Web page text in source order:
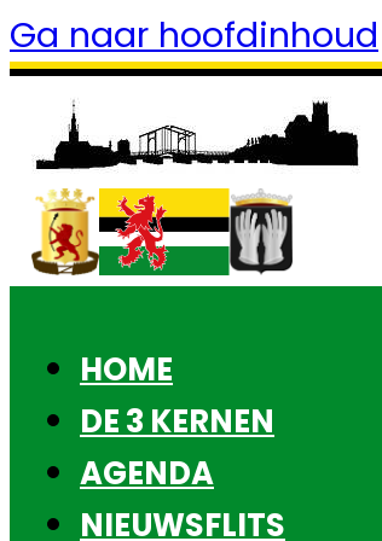
Ga naar hoofdinhoud
HOME
DE 3 KERNEN
AGENDA
NIEUWSFLITS